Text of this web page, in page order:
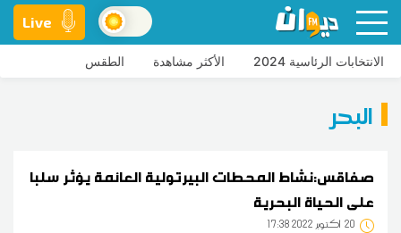
Live
الانتخابات الرئاسية 2024 الأكثر مشاهدة الطقس
البحر
صفاقس:نشاط المحطات البيرتولية العائمة يؤثر سلبا
على الحياة البحرية
20 17:38 2022 أكتوبر